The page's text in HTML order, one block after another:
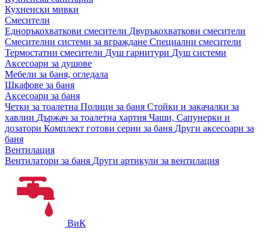
Кухненски мивки
Смесители
Едноръкохваткови смесители Двуръкохваткови смесители
Смесителни системи за вграждане Специални смесители
Термостатни смесители Душ гарнитури Душ системи
Аксесоари за душове
Мебели за баня, огледала
Шкафове за баня
Аксесоари за баня
Четки за тоалетна Полици за баня Стойки и закачалки за
хавлии Държач за тоалетна хартия Чаши, Сапунерки и
дозатори Комплект готови серии за баня Други аксесоари за
баня
Вентилация
Вентилатори за баня Други артикули за вентилация
ВиК